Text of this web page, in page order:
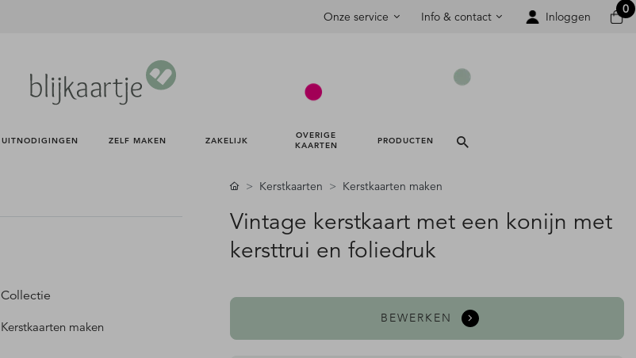
Onze service Info & contact Inloggen
0
UITNODIGINGEN ZELF MAKEN ZAKELIJK
OVERIGE
KAARTEN
PRODUCTEN
Collectie
Kerstkaarten maken
Kerstkaarten Kerstkaarten maken
Vintage kerstkaart met een konijn met
kersttrui en foliedruk
BEWERKEN